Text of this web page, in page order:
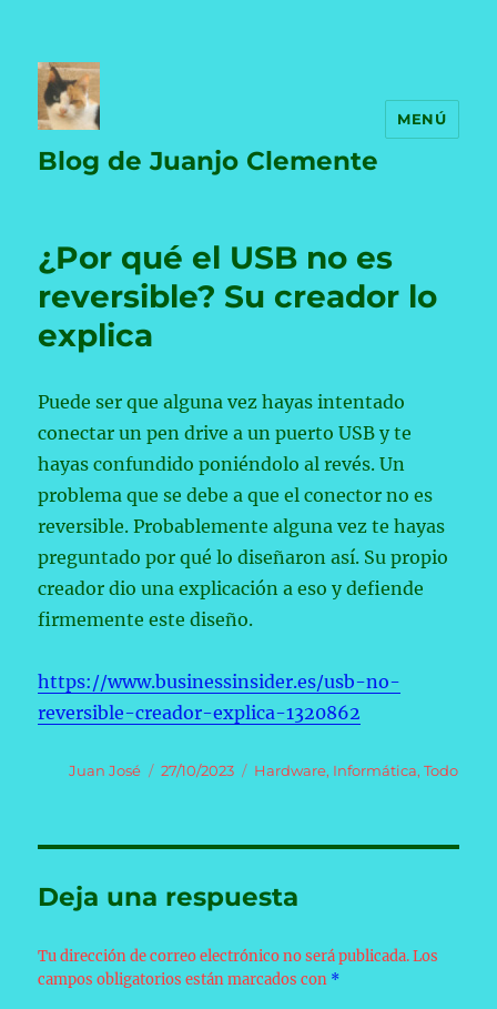
Blog de Juanjo Clemente
MENÚ
¿Por qué el USB no es
reversible? Su creador lo
explica
Puede ser que alguna vez hayas intentado
conectar un pen drive a un puerto USB y te
hayas confundido poniéndolo al revés. Un
problema que se debe a que el conector no es
reversible. Probablemente alguna vez te hayas
preguntado por qué lo diseñaron así. Su propio
creador dio una explicación a eso y defiende
firmemente este diseño.
https://www.businessinsider.es/usb-no-
reversible-creador-explica-1320862
Autor
Juan José
Publicado
27/10/2023 Categorías
Hardware, Informática,Todo
Deja una respuesta
Tu dirección de correo electrónico no será publicada. Los
campos obligatorios están marcados con *